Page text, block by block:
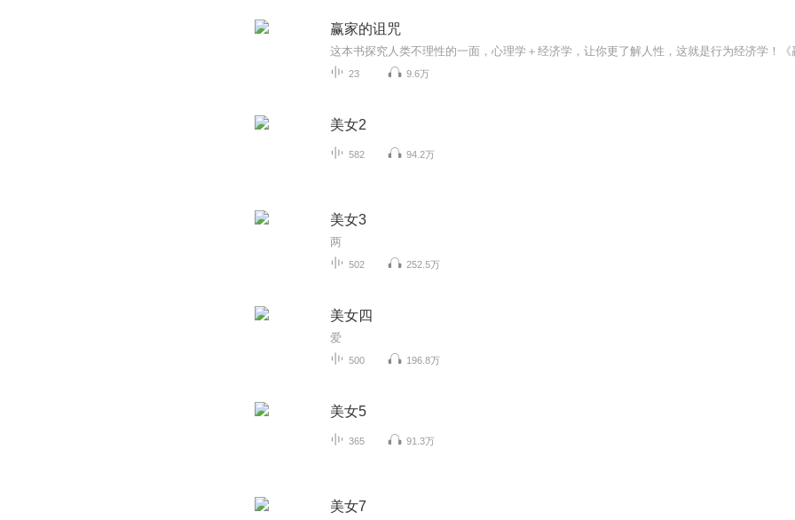
赢家的诅咒
23 9.6万
美女2
582 94.2万
美女3
两
502 252.5万
美女四
爱
500 196.8万
美女5
365 91.3万
美女7